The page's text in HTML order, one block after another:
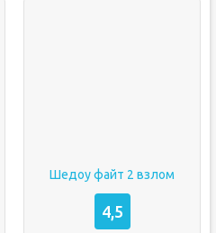
Шедоу файт 2 взлом
4,5